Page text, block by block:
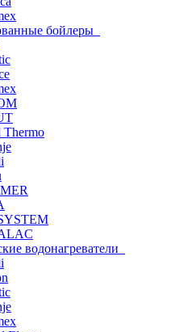
бойлеры
Thermo
водонагреватели